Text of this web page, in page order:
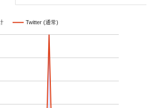
Twitter (通常)